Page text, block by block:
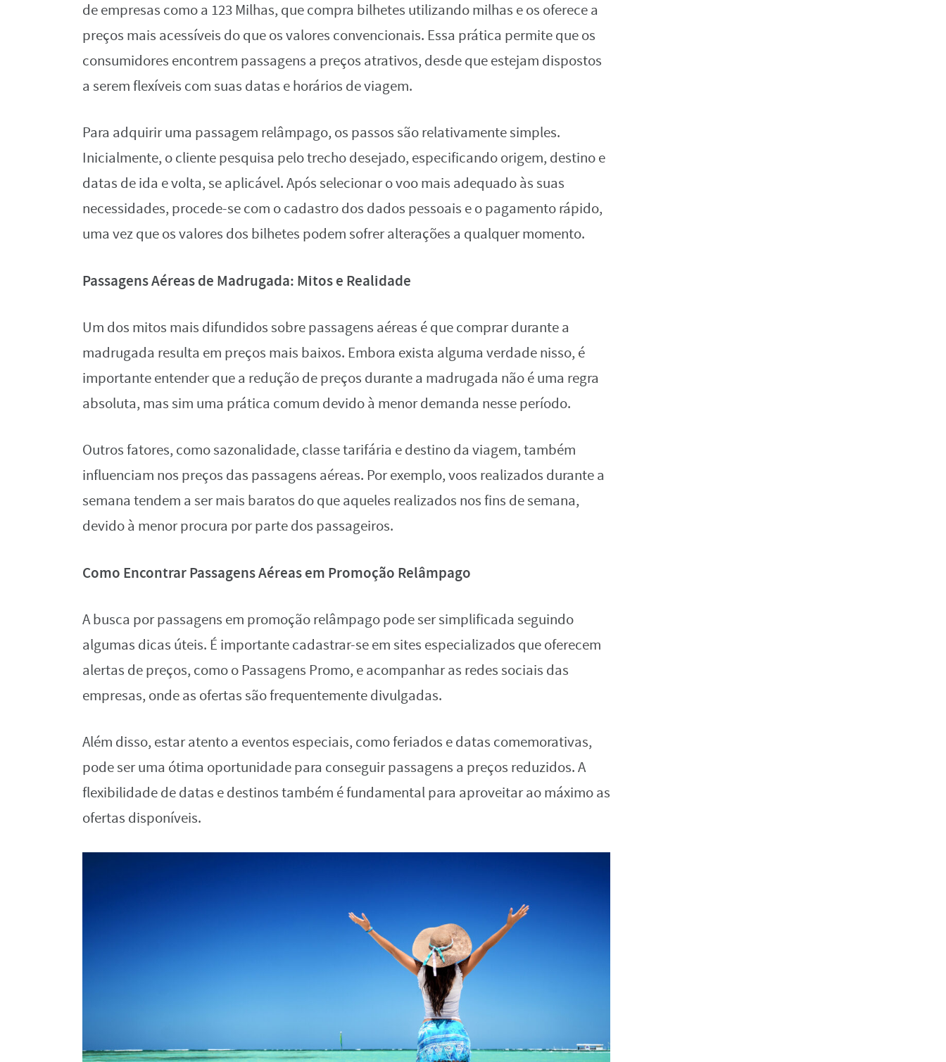
de empresas como a 123 Milhas, que compra bilhetes utilizando milhas e os oferece a
preços mais acessíveis do que os valores convencionais. Essa prática permite que os
consumidores encontrem passagens a preços atrativos, desde que estejam dispostos
a serem flexíveis com suas datas e horários de viagem.
Para adquirir uma passagem relâmpago, os passos são relativamente simples.
Inicialmente, o cliente pesquisa pelo trecho desejado, especificando origem, destino e
datas de ida e volta, se aplicável. Após selecionar o voo mais adequado às suas
necessidades, procede-se com o cadastro dos dados pessoais e o pagamento rápido,
uma vez que os valores dos bilhetes podem sofrer alterações a qualquer momento.
Passagens Aéreas de Madrugada: Mitos e Realidade
Um dos mitos mais difundidos sobre passagens aéreas é que comprar durante a
madrugada resulta em preços mais baixos. Embora exista alguma verdade nisso, é
importante entender que a redução de preços durante a madrugada não é uma regra
absoluta, mas sim uma prática comum devido à menor demanda nesse período.
Outros fatores, como sazonalidade, classe tarifária e destino da viagem, também
influenciam nos preços das passagens aéreas. Por exemplo, voos realizados durante a
semana tendem a ser mais baratos do que aqueles realizados nos fins de semana,
devido à menor procura por parte dos passageiros.
Como Encontrar Passagens Aéreas em Promoção Relâmpago
A busca por passagens em promoção relâmpago pode ser simplificada seguindo
algumas dicas úteis. É importante cadastrar-se em sites especializados que oferecem
alertas de preços, como o Passagens Promo, e acompanhar as redes sociais das
empresas, onde as ofertas são frequentemente divulgadas.
Além disso, estar atento a eventos especiais, como feriados e datas comemorativas,
pode ser uma ótima oportunidade para conseguir passagens a preços reduzidos. A
flexibilidade de datas e destinos também é fundamental para aproveitar ao máximo as
ofertas disponíveis.